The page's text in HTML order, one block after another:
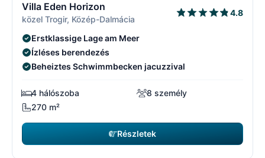
Villa Eden Horizon
közel Trogir, Közép-Dalmácia
4.8
Erstklassige Lage am Meer
Ízléses berendezés
Beheiztes Schwimmbecken jacuzzival
4 hálószoba
8 személy
270 m²
Részletek